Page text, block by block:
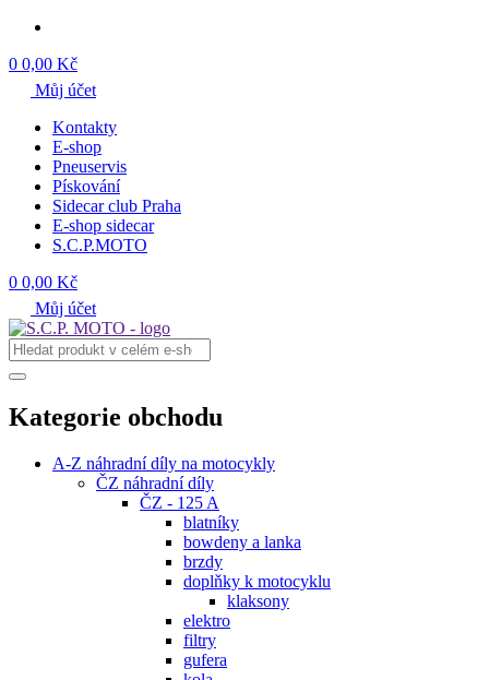
0 0,00 Kč
Můj účet
Kontakty
E-shop
Pneuservis
Pískování
Sidecar club Praha
E-shop sidecar
S.C.P.MOTO
0 0,00 Kč
Můj účet
Kategorie obchodu
A-Z náhradní díly na motocykly
ČZ náhradní díly
ČZ - 125 A
blatníky
bowdeny a lanka
brzdy
doplňky k motocyklu
klaksony
elektro
filtry
gufera